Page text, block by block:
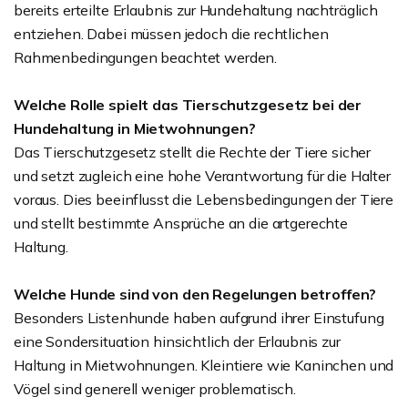
bereits erteilte Erlaubnis zur Hundehaltung nachträglich
entziehen. Dabei müssen jedoch die rechtlichen
Rahmenbedingungen beachtet werden.
Welche Rolle spielt das Tierschutzgesetz bei der
Hundehaltung in Mietwohnungen?
Das Tierschutzgesetz stellt die Rechte der Tiere sicher
und setzt zugleich eine hohe Verantwortung für die Halter
voraus. Dies beeinflusst die Lebensbedingungen der Tiere
und stellt bestimmte Ansprüche an die artgerechte
Haltung.
Welche Hunde sind von den Regelungen betroffen?
Besonders Listenhunde haben aufgrund ihrer Einstufung
eine Sondersituation hinsichtlich der Erlaubnis zur
Haltung in Mietwohnungen. Kleintiere wie Kaninchen und
Vögel sind generell weniger problematisch.